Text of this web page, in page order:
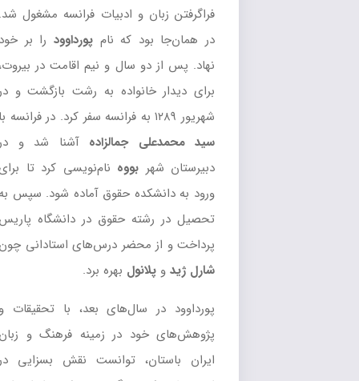
فراگرفتن زبان و ادبیات فرانسه مشغول شد.
در همان‌جا بود که نامپورداوودرا بر خود
نهاد. پس از دو سال و نیم اقامت در بیروت،
برای دیدار خانواده به رشت بازگشت و در
سید محمدعلی جمالزادهآشنا شد و در
دبیرستان شهربووهنام‌نویسی کرد تا برای
ورود به دانشکده حقوق آماده شود. سپس به
تحصیل در رشته حقوق در دانشگاه پاریس
پرداخت و از محضر درس‌های استادانی چون
شارل ژیدوپلانولبهره برد.
پورداوود در سال‌های بعد، با تحقیقات و
پژوهش‌های خود در زمینه فرهنگ و زبان
ایران باستان، توانست نقش بسزایی در